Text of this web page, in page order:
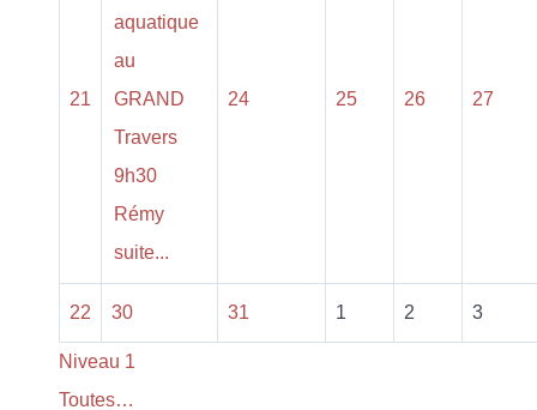
21
aquatique
au
GRAND
Travers
9h30
Rémy
suite...
24 25 26 27
22 30 31 1 2 3
Niveau 1
Toutes…